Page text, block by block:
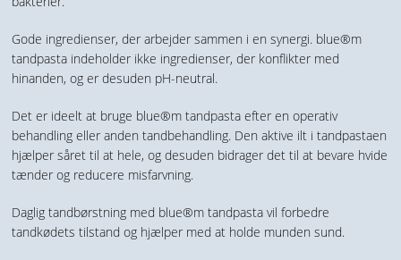
Gode ingredienser, der arbejder sammen i en synergi. blue®m
tandpasta indeholder ikke ingredienser, der konflikter med
hinanden, og er desuden pH-neutral.
Det er ideelt at bruge blue®m tandpasta efter en operativ
behandling eller anden tandbehandling. Den aktive ilt i tandpastaen
hjælper såret til at hele, og desuden bidrager det til at bevare hvide
tænder og reducere misfarvning.
Daglig tandbørstning med blue®m tandpasta vil forbedre
tandkødets tilstand og hjælper med at holde munden sund.